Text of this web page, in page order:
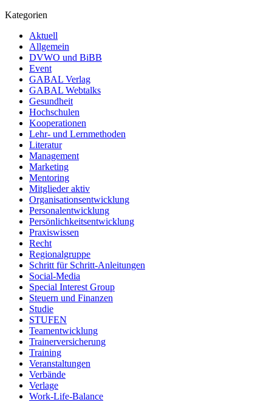
Kategorien
Aktuell
Allgemein
DVWO und BiBB
Event
GABAL Verlag
GABAL Webtalks
Gesundheit
Hochschulen
Kooperationen
Lehr- und Lernmethoden
Literatur
Management
Marketing
Mentoring
Mitglieder aktiv
Organisationsentwicklung
Personalentwicklung
Persönlichkeitsentwicklung
Praxiswissen
Recht
Regionalgruppe
Schritt für Schritt-Anleitungen
Social-Media
Special Interest Group
Steuern und Finanzen
Studie
STUFEN
Teamentwicklung
Trainerversicherung
Training
Veranstaltungen
Verbände
Verlage
Work-Life-Balance